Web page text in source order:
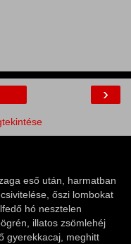
›
eső után, harmatban
őszi lombokat
hó nesztelen
illatos zsömlehéj
gyerekkacaj, meghitt